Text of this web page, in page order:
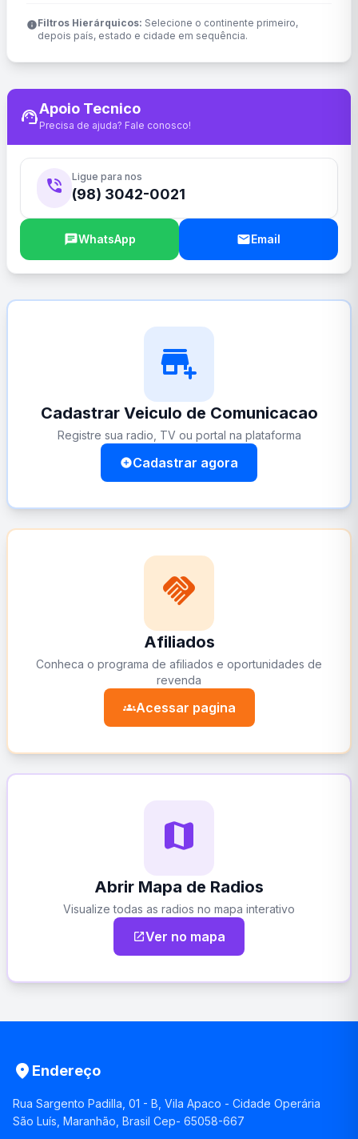
infoFiltros Hierárquicos: Selecione o continente primeiro,
depois país, estado e cidade em sequência.
support_agentApoio Tecnico
Precisa de ajuda? Fale conosco!
phone_in_talk Ligue para nos
(98) 3042-0021
chatWhatsApp emailEmail
add_business
Cadastrar Veiculo de Comunicacao
Registre sua radio, TV ou portal na plataforma
add_circleCadastrar agora
handshake
Afiliados
Conheca o programa de afiliados e oportunidades de
revenda
groupsAcessar pagina
map
Abrir Mapa de Radios
Visualize todas as radios no mapa interativo
open_in_newVer no mapa
place Endereço
Rua Sargento Padilla, 01 - B, Vila Apaco - Cidade Operária
São Luís, Maranhão, Brasil Cep- 65058-667